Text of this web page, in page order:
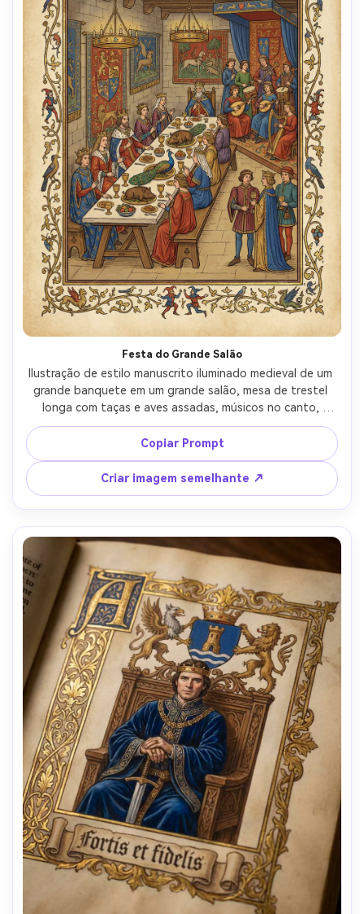
Festa do Grande Salão
Ilustração de estilo manuscrito iluminado medieval de um
grande banquete em um grande salão, mesa de trestel
longa com taças e aves assadas, músicos no canto,
tapeçarias nas paredes, perspectiva medieval plana e
pigmentos vívidos, sotaques de folha de ouro em lustre e
bordas, humor celebrativo quente, videiras marginais
ornamentadas e pequenos bustardos, lente de 85mm,
profundidade de campo rasa, iluminação cinematográfica
suave-AR 4:5
Copiar Prompt
Criar imagem semelhante ↗